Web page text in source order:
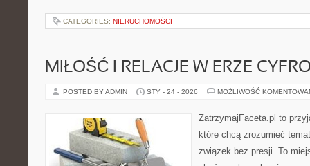
CATEGORIES: NIERUCHOMOŚCI
MIŁOŚĆ I RELACJE W ERZE
POSTED BY ADMIN STY - 24 - 2026 MOŻLIWOŚĆ
ZatrzymajFaceta.pl to
które chcą zrozumieć
związek bez presji. To